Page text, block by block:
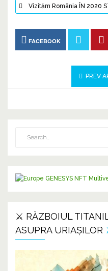
Vizităm România ÎN 2020
FACEBOOK
PREV
⚔️ RĂZBOIUL
ASUPRA URIAȘILOR